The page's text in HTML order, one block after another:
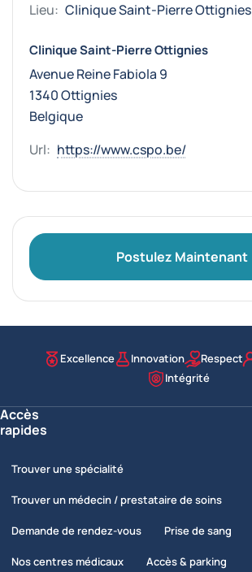
Lieu: Clinique Saint-Pierre Ottignies
Clinique Saint-Pierre Ottignies
Avenue Reine Fabiola 9
1340 Ottignies
Belgique
Url: https://www.cspo.be/
Postulez Maintenant
Excellence Innovation Respect
Intégrité
Accès
rapides
Trouver une spécialité
Trouver un médecin / prestataire de soins
Demande de rendez-vous Prise de sang
Nos centres médicaux Accès & parking